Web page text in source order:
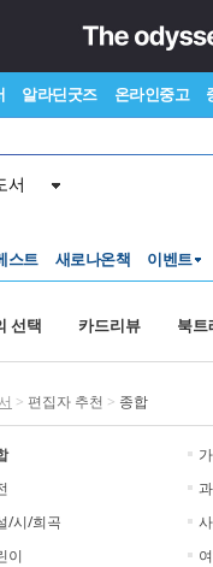
알라딘굿즈 온라인중고
서
스트 새로나온책 이벤트
선택 카드리뷰 북트
> 편집자 추천 > 종합
/시/희곡
이